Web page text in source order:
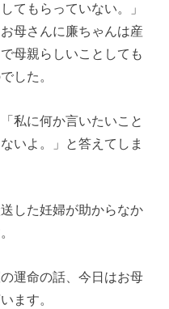
てもらっていない。」
母さんに廉ちゃんは産
母親らしいことしても
した。
私に何か言いたいこと
いよ。」と答えてしま
した妊婦が助からなか
運命の話、今日はお母
ます。